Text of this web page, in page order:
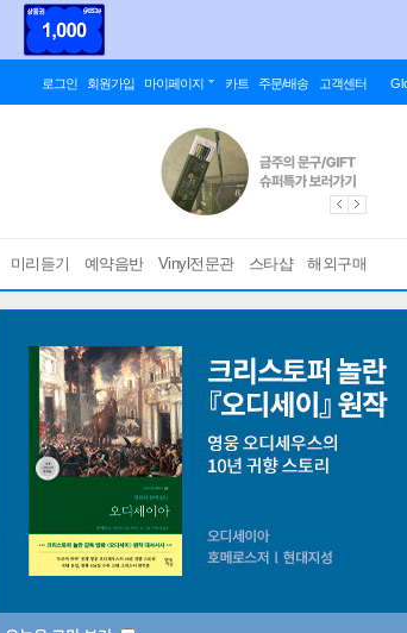
로그인 회원가입 마이페이지 카트 주문/배송 고객센터
미리듣기 예약음반 Vinyl전문관 스타샵 해외구매
Rock [2LP]